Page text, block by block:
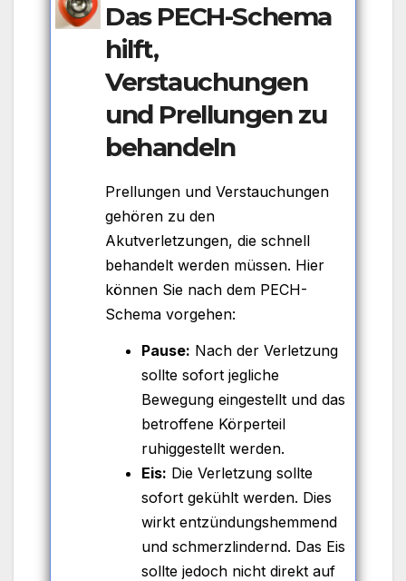
Das PECH-Schema
hilft,
Verstauchungen
und Prellungen zu
behandeln
Prellungen und Verstauchungen
gehören zu den
Akutverletzungen, die schnell
behandelt werden müssen. Hier
können Sie nach dem PECH-
Schema vorgehen:
Pause: Nach der Verletzung
sollte sofort jegliche
Bewegung eingestellt und das
betroffene Körperteil
ruhiggestellt werden.
Eis: Die Verletzung sollte
sofort gekühlt werden. Dies
wirkt entzündungshemmend
und schmerzlindernd. Das Eis
sollte jedoch nicht direkt auf